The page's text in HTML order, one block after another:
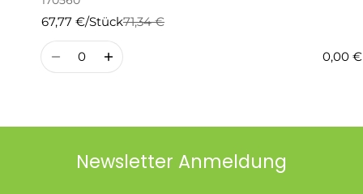
67,77 €/Stück
Regulärer
Preis
71,34 €
Verkaufspreis
Menge
0,00 €
Newsletter Anmeldung